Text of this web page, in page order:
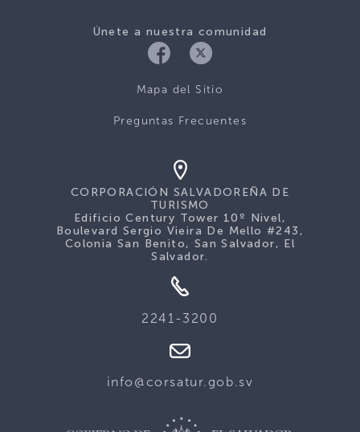
Únete a nuestra comunidad
Mapa del Sitio
Preguntas Frecuentes
CORPORACIÓN SALVADOREÑA DE
TURISMO
Edificio Century Tower 10º Nivel,
Boulevard Sergio Vieira De Mello #243,
Colonia San Benito, San Salvador, El
Salvador.
2241-3200
info@corsatur.gob.sv